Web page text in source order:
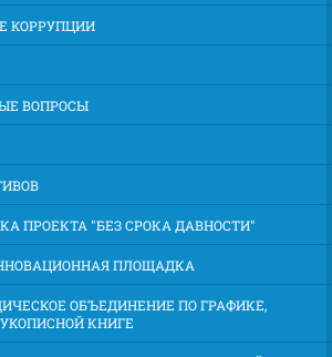
КОРРУПЦИИ
ВОПРОСЫ
ПРОЕКТА "БЕЗ СРОКА ДАВНОСТИ"
ПЛОЩАДКА
ОБЪЕДИНЕНИЕ ПО ГРАФИКЕ,
КНИГЕ